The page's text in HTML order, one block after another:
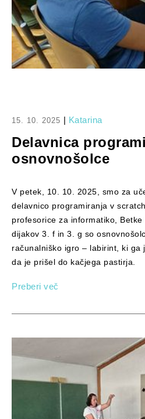
15. 10. 2025 | Katarina
Delavnica
osnovnošolce
V petek, 10. 10. 2025, smo za
delavnico programiranja v
profesorice za informatiko,
dijakov 3. f in 3. g so
računalniško igro – labirint, ki ga
da je prišel do kačjega pastirja.
Preberi več